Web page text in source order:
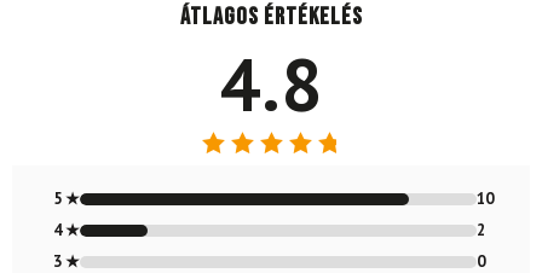
Átlagos értékelés
4.8
4.83/ 5
5 ★
10
4 ★
2
3 ★
0